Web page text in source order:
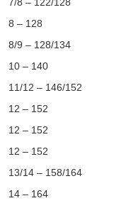
8 – 128
8/9 – 128/134
10 – 140
11/12 – 146/152
12 – 152
12 – 152
12 – 152
13/14 – 158/164
14 – 164